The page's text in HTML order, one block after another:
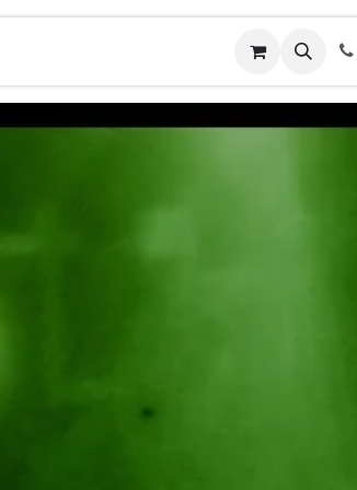
Commander